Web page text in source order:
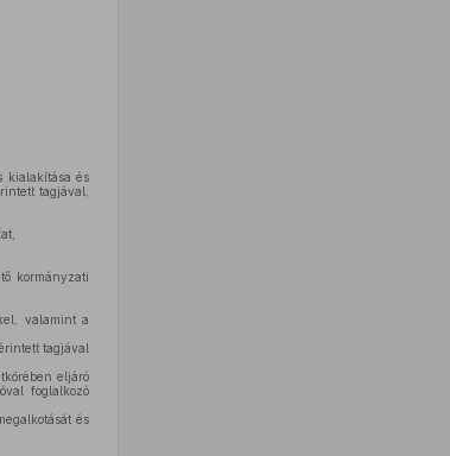
kialakítása és
tagjával,
kormányzati
valamint a
tagjával
eljáró
foglalkozó
és